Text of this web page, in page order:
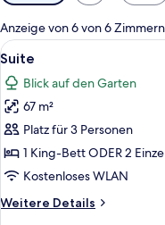
für
Zimmer
Anzeige von 6 von 6 Zimmern
Alle
Fotos
für
Suite
anzeigen
17
Suite
Blick auf den Garten
67 m²
Platz für 3 Personen
1 King-Bett ODER 2
Kostenloses WLAN
Weitere Details
Weitere